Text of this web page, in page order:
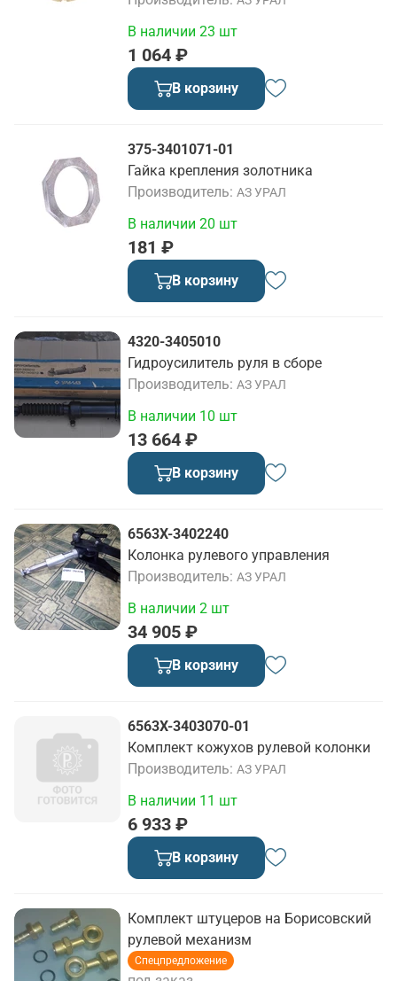
1 064 ₽
В наличии 23 шт
В корзину
375-3401071-01
Гайка крепления золотника
Производитель АЗ УРАЛ
181 ₽
В наличии 20 шт
В корзину
4320-3405010
Гидроусилитель руля в сборе
Производитель АЗ УРАЛ
13 664 ₽
В наличии 10 шт
В корзину
6563Х-3402240
Колонка рулевого управления
Производитель АЗ УРАЛ
34 905 ₽
В наличии 2 шт
В корзину
6563Х-3403070-01
Комплект кожухов рулевой колонки
Производитель АЗ УРАЛ
6 933 ₽
В наличии 11 шт
В корзину
Комплект штуцеров на Борисовский
рулевой механизм
Спецпредложение